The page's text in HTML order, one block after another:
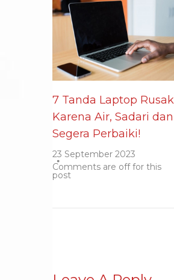
7 Tanda Laptop Rusak
Karena Air, Sadari dan
Segera Perbaiki!
23 September 2023
Comments are off for this
post